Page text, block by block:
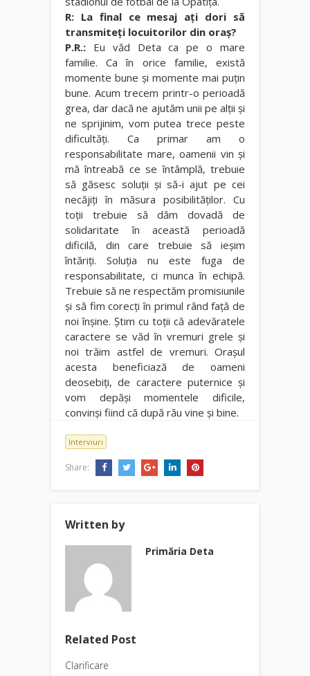
R: La final ce mesaj aţi dori să
transmiteţi locuitorilor din oraş?
P.R.: Eu văd Deta ca pe o mare
familie. Ca în orice familie, există
momente bune şi momente mai puţin
bune. Acum trecem printr-o perioadă
grea, dar dacă ne ajutăm unii pe alţii şi
ne sprijinim, vom putea trece peste
dificultăţi. Ca primar am o
responsabilitate mare, oamenii vin şi
mă întreabă ce se întâmplă, trebuie
să găsesc soluţii şi să-i ajut pe cei
necăjiţi în măsura posibilităţilor. Cu
toţii trebuie să dăm dovadă de
solidaritate în această perioadă
dificilă, din care trebuie să ieşim
întăriţi. Soluţia nu este fuga de
responsabilitate, ci munca în echipă.
Trebuie să ne respectăm promisiunile
şi să fim corecţi în primul rând faţă de
noi înşine. Ştim cu toţii că adevăratele
caractere se văd în vremuri grele şi
noi trăim astfel de vremuri. Oraşul
acesta beneficiază de oameni
deosebiţi, de caractere puternice şi
vom depăşi momentele dificile,
convinşi fiind că după rău vine şi bine.
Interviuri
Share:
Written by
Primăria Deta
Related Post
Clarificare